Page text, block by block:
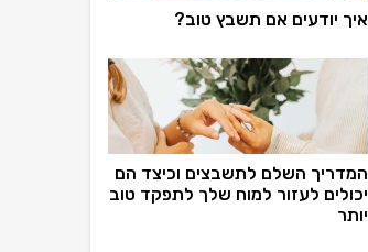
איך יודעים אם תשבץ טוב?
המדריך השלם לתשבצים וכיצד הם
יכולים לעזור למוח שלך לתפקד טוב
יותר